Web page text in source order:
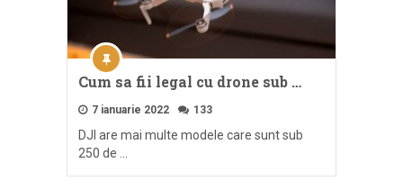
Cum sa fii legal cu drone sub …
7 ianuarie 2022 133
DJI are mai multe modele care sunt sub
250 de …